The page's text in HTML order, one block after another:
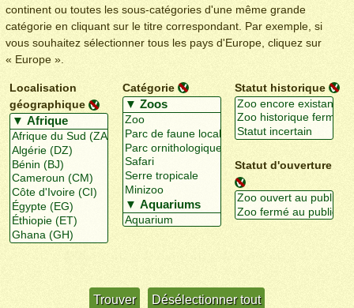
continent ou toutes les sous-catégories d'une même grande
catégorie en cliquant sur le titre correspondant. Par exemple, si
vous souhaitez sélectionner tous les pays d'Europe, cliquez sur
« Europe ».
Localisation
géographique
Catégorie Statut historique
Statut d'ouverture